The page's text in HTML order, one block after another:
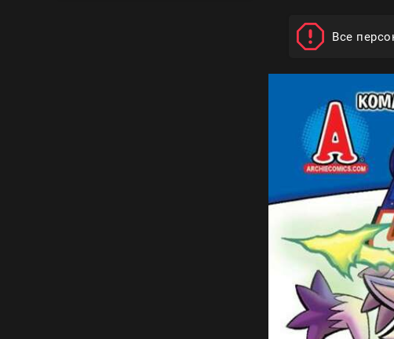
Все